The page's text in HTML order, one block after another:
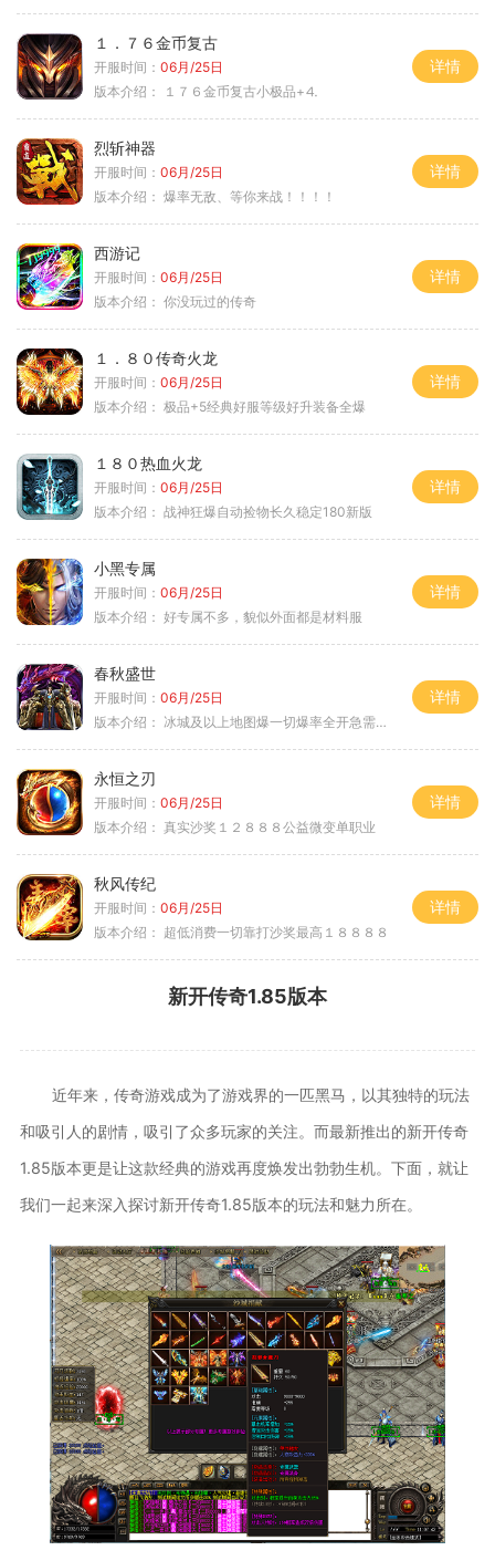
１．７６金币复古
开服时间： 06月/25日
版本介绍：
１７６金币复古小极品+⒋
详情
烈斩神器
开服时间： 06月/25日
版本介绍： 爆率无敌、等你来战！！！！
详情
西游记
开服时间： 06月/25日
版本介绍： 你没玩过的传奇
详情
１．８０传奇火龙
开服时间： 06月/25日
版本介绍： 极品+5经典好服等级好升装备全爆
详情
１８０热血火龙
开服时间： 06月/25日
版本介绍： 战神狂爆自动捡物长久稳定180新版
详情
小黑专属
开服时间： 06月/25日
版本介绍： 好专属不多，貌似外面都是材料服
详情
春秋盛世
开服时间： 06月/25日
版本介绍： 冰城及以上地图爆一切爆率全开急需材料
详情
永恒之刃
开服时间： 06月/25日
版本介绍： 真实沙奖１２８８８公益微变单职业
详情
秋风传纪
开服时间： 06月/25日
版本介绍： 超低消费一切靠打沙奖最高１８８８８
详情
新开传奇1.85版本
近年来，传奇游戏成为了游戏界的一匹黑马，以其独特的玩法
和吸引人的剧情，吸引了众多玩家的关注。而最新推出的新开传奇
1.85版本更是让这款经典的游戏再度焕发出勃勃生机。下面，就让
我们一起来深入探讨新开传奇1.85版本的玩法和魅力所在。